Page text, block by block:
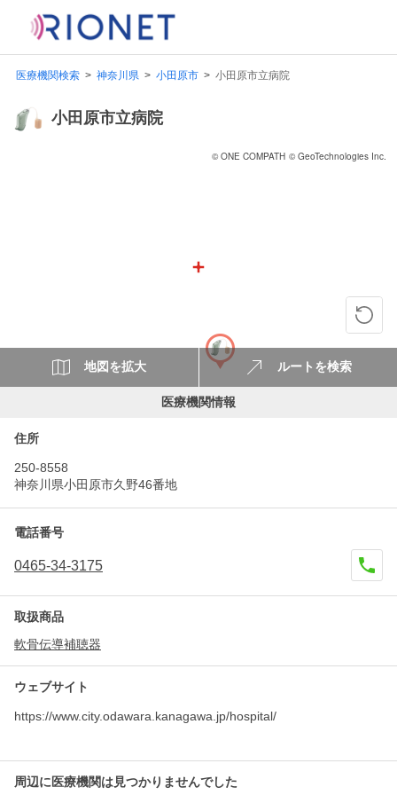
医療機関検索 神奈川県 小田原市 小田原市立病院
小田原市立病院
© ONE COMPATH © GeoTechnologies Inc.
地図を拡大 ルートを検索
医療機関情報
住所
250-8558
神奈川県小田原市久野46番地
電話番号
0465-34-3175
取扱商品
軟骨伝導補聴器
ウェブサイト
https://www.city.odawara.kanagawa.jp/hospital/
周辺に医療機関は見つかりませんでした